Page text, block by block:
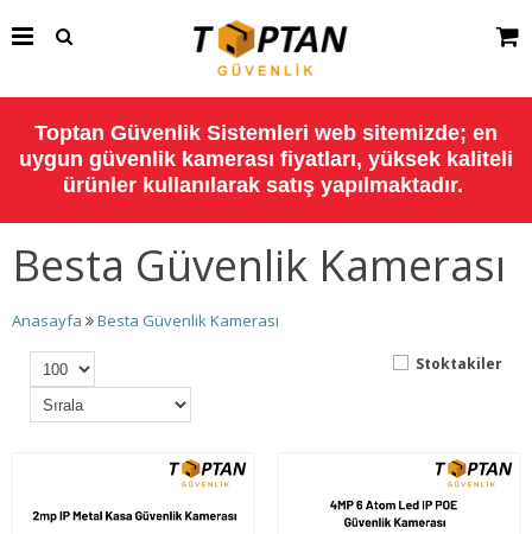
Toptan Güvenlik Sistemleri web sitemizde; en
uygun güvenlik kamerası fiyatları, yüksek kaliteli
ürünler kullanılarak satış yapılmaktadır.
Besta Güvenlik Kamerası
Anasayfa Besta Güvenlik Kamerası
Stoktakiler